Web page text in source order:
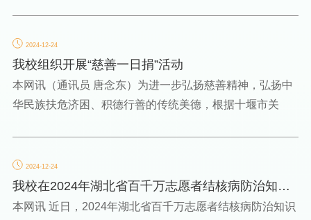
2024-12-24
我校组织开展“慈善一日捐”活动
本网讯（通讯员 唐念东）为进一步弘扬慈善精神，弘扬中
华民族扶危济困、积德行善的传统美德，根据十堰市关
2024-12-24
我校在2024年湖北省百千万志愿者结核病防治知识
竞赛中获佳绩
本网讯 近日，2024年湖北省百千万志愿者结核病防治知识